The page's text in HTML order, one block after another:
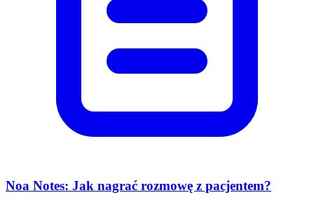
Noa Notes: Jak nagrać rozmowę z pacjentem?